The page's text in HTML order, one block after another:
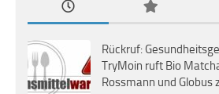
Rückruf:
TryMoin ruft Bio
Rossmann und Globus